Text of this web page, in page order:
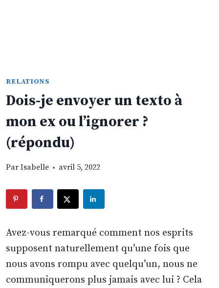
RELATIONS
Dois-je envoyer un texto à
mon ex ou l’ignorer ?
(répondu)
Par Isabelle avril 5, 2022
Avez-vous remarqué comment nos esprits
supposent naturellement qu’une fois que
nous avons rompu avec quelqu’un, nous ne
communiquerons plus jamais avec lui ? Cela